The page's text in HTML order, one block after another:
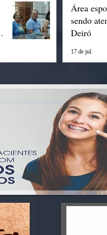
Área
sendo
Deiró
17 de jul.